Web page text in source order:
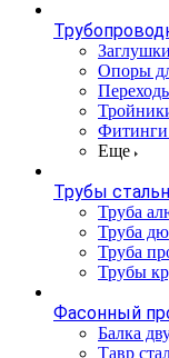
Опоры
Фитинги
Еще
Трубы
Труба
Труба
Труба
Трубы
Фасонный
Балка
Тавр